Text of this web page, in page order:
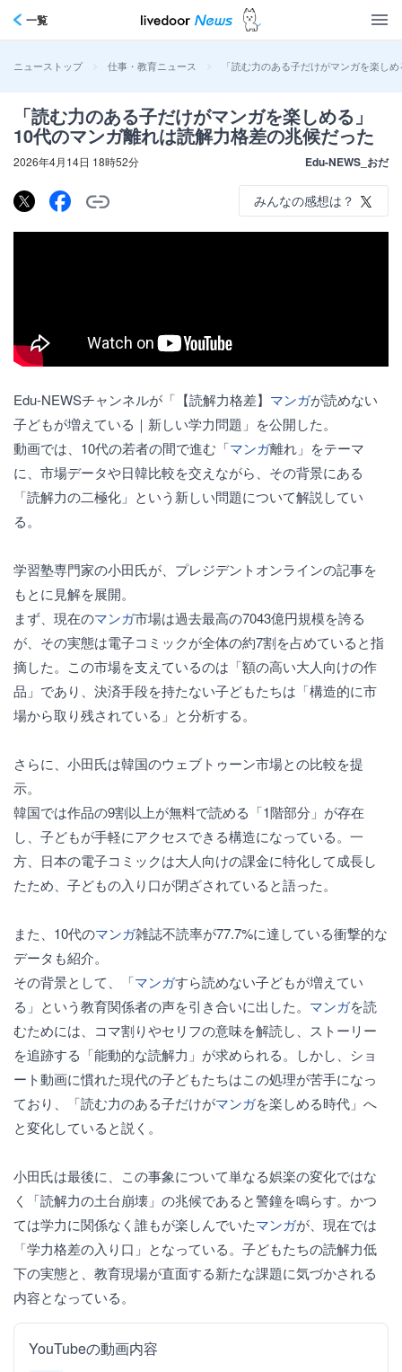
一覧
ニューストップ > 仕事・教育ニュース > 「読む力のある子だけがマンガを楽し
「読む力のある子だけがマンガを楽しめる」
10代のマンガ離れは読解力格差の兆候だった
2026年4月14日 18時52分 Edu-NEWS_おだ
みんなの感想は？
Edu-NEWSチャンネルが「【読解力格差】 マンガが読めない
子どもが増えている｜新しい学力問題」を公開した。
動画では、10代の若者の間で進む「マンガ離れ」をテーマ
に、市場データや日韓比較を交えながら、その背景にある
「読解力の二極化」という新しい問題について解説してい
る。
学習塾専門家の小田氏が、プレジデントオンラインの記事を
もとに見解を展開。
まず、現在のマンガ市場は過去最高の7043億円規模を誇る
が、その実態は電子コミックが全体の約7割を占めていると指
摘した。この市場を支えているのは「額の高い大人向けの作
品」であり、決済手段を持たない子どもたちは「構造的に市
場から取り残されている」と分析する。
さらに、小田氏は韓国のウェブトゥーン市場との比較を提
示。
韓国では作品の9割以上が無料で読める「1階部分」が存在
し、子どもが手軽にアクセスできる構造になっている。一
方、日本の電子コミックは大人向けの課金に特化して成長し
たため、子どもの入り口が閉ざされていると語った。
また、10代のマンガ雑誌不読率が77.7%に達している衝撃的な
データも紹介。
その背景として、「マンガすら読めない子どもが増えてい
る」という教育関係者の声を引き合いに出した。 マンガを読
むためには、コマ割りやセリフの意味を解読し、ストーリー
を追跡する「能動的な読解力」が求められる。しかし、ショ
ート動画に慣れた現代の子どもたちはこの処理が苦手になっ
ており、「読む力のある子だけがマンガを楽しめる時代」へ
と変化していると説く。
小田氏は最後に、この事象について単なる娯楽の変化ではな
く「読解力の土台崩壊」の兆候であると警鐘を鳴らす。かつ
ては学力に関係なく誰もが楽しんでいたマンガが、現在では
「学力格差の入り口」となっている。子どもたちの読解力低
下の実態と、教育現場が直面する新たな課題に気づかされる
内容となっている。
YouTubeの動画内容